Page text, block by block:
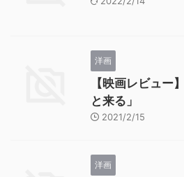
洋画
【映画レビュー
と来る」
2021/2/15
洋画